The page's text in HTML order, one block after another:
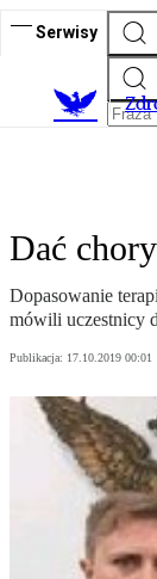
Serwisy
Z
Dać
Dopasowanie
mówili uczestnicy
Publikacja: 17.10.2019 00:01